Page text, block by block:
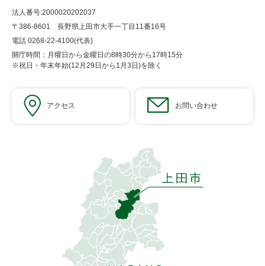
法人番号:2000020202037
〒386-8601 長野県上田市大手一丁目11番16号
電話 0268-22-4100(代表)
開庁時間：月曜日から金曜日の8時30分から17時15分
※祝日・年末年始(12月29日から1月3日)を除く
アクセス お問い合わせ